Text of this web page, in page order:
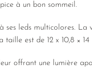
à un bon sommeil.
ses leds multicolores. La
est de 12 x 10,8 × 14
offrant une lumière